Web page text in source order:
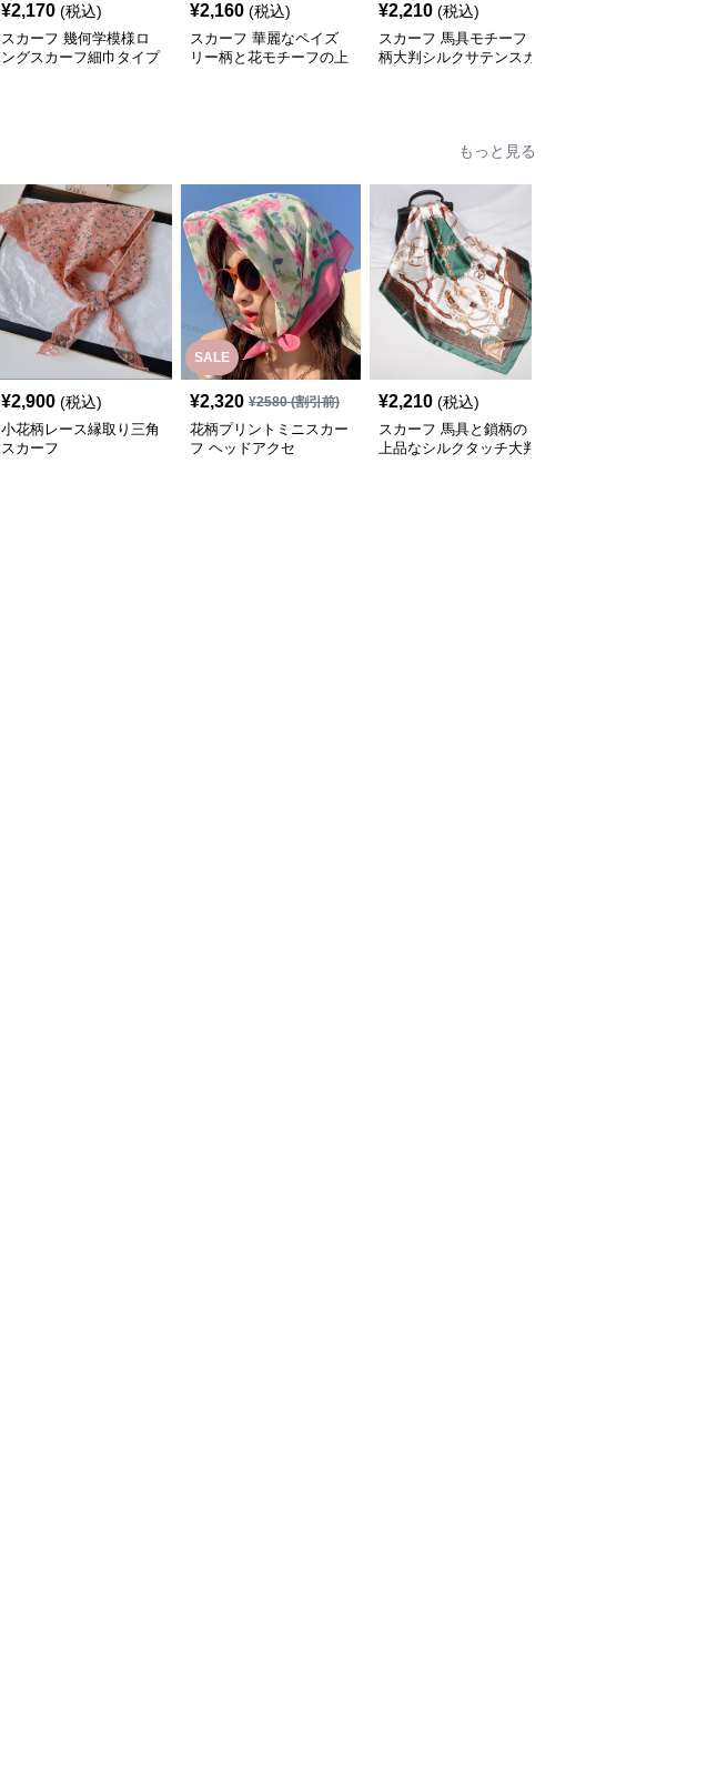
¥2,170 (税込)
スカーフ 幾何学模様ロ
ングスカーフ細巾タイプ
¥2,160 (税込)
スカーフ 華麗なペイズ
リー柄と花モチーフの上
¥2,210 (税込)
スカーフ 馬具モチーフ
柄大判シルクサテンスカ
もっと見る
¥2,900 (税込)
小花柄レース縁取り三角
スカーフ
SALE
¥2,320 ¥2580(割引前)
花柄プリントミニスカー
フ ヘッドアクセ
¥2,210 (税込)
スカーフ 馬具と鎖柄の
上品なシルクタッチ大判